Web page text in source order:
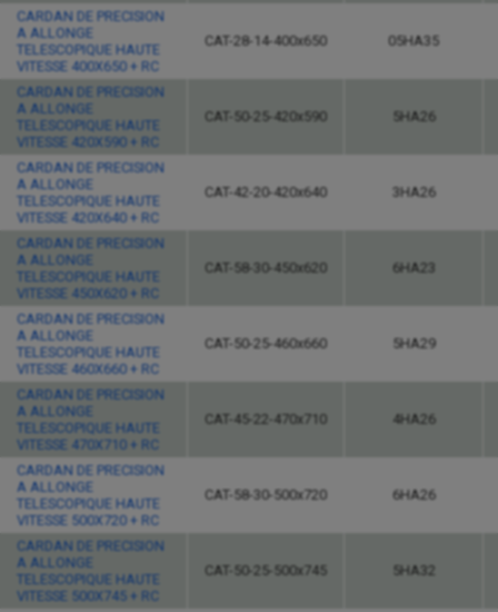
CARDAN DE PRECISION
A ALLONGE
TELESCOPIQUE HAUTE
VITESSE 400X650 + RC
CAT-28-14-400x650 05HA35
CARDAN DE PRECISION
A ALLONGE
TELESCOPIQUE HAUTE
VITESSE 420X590 + RC
CAT-50-25-420x590 5HA26
CARDAN DE PRECISION
A ALLONGE
TELESCOPIQUE HAUTE
VITESSE 420X640 + RC
CAT-42-20-420x640 3HA26
CARDAN DE PRECISION
A ALLONGE
TELESCOPIQUE HAUTE
VITESSE 450X620 + RC
CAT-58-30-450x620 6HA23
CARDAN DE PRECISION
A ALLONGE
TELESCOPIQUE HAUTE
VITESSE 460X660 + RC
CAT-50-25-460x660 5HA29
CARDAN DE PRECISION
A ALLONGE
TELESCOPIQUE HAUTE
VITESSE 470X710 + RC
CAT-45-22-470x710 4HA26
CARDAN DE PRECISION
A ALLONGE
TELESCOPIQUE HAUTE
VITESSE 500X720 + RC
CAT-58-30-500x720 6HA26
CARDAN DE PRECISION
A ALLONGE
TELESCOPIQUE HAUTE
VITESSE 500X745 + RC
CAT-50-25-500x745 5HA32